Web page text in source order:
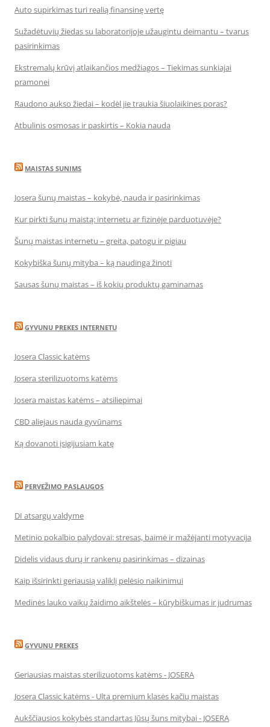
Auto supirkimas turi realią finansinę vertę
Sužadėtuvių žiedas su laboratorijoje užaugintu deimantu – tvarus
pasirinkimas
Ekstremalų krūvį atlaikančios medžiagos – Tiekimas sunkiajai
pramonei
Raudono aukso žiedai – kodėl jie traukia šiuolaikines poras?
Atbulinis osmosas ir paskirtis – Kokia nauda
MAISTAS SUNIMS
Josera šunų maistas – kokybė, nauda ir pasirinkimas
Kur pirkti šunų maistą: internetu ar fizinėje parduotuvėje?
Šunų maistas internetu – greita, patogu ir pigiau
Kokybiška šunų mityba – ką naudinga žinoti
Sausas šunų maistas – iš kokių produktų gaminamas
GYVUNU PREKES INTERNETU
Josera Classic katėms
Josera sterilizuotoms katėms
Josera maistas katėms – atsiliepimai
CBD aliejaus nauda gyvūnams
Ką dovanoti įsigijusiam katę
PERVEŽIMO PASLAUGOS
DI atsargų valdyme
Metinio pokalbio palydovai: stresas, baimė ir mažėjanti motyvacija
Didelis vidaus durų ir rankenų pasirinkimas – dizainas
Kaip išsirinkti geriausią valiklį pelėsio naikinimui
Medinės lauko vaikų žaidimo aikštelės – kūrybiškumas ir judrumas
GYVUNU PREKES
Geriausias maistas sterilizuotoms katėms - JOSERA
Josera Classic katėms - Ulta premium klasės kačių maistas
Aukščiausios kokybės standartas Jūsų šuns mitybai - JOSERA